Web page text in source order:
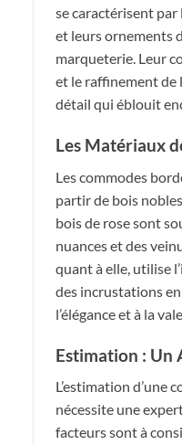
se caractérisent
et leurs ornements
marqueterie. Leur
et le raffinement de
détail qui éblouit
Les Matériaux
Les commodes
partir de bois
bois de rose sont
nuances et des
quant à elle, utilise
des incrustations
l’élégance et à la
Estimation : Un
L’estimation d’une
nécessite une
facteurs sont à